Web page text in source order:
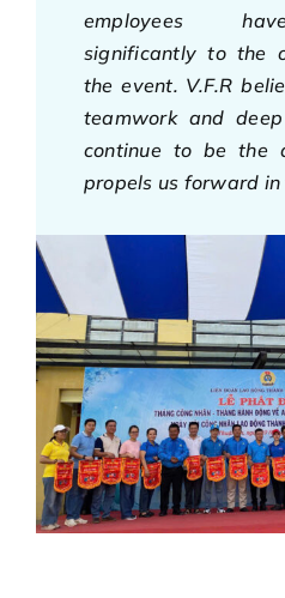
employees
significantly to the
the event. V.F.R
teamwork and
continue to be the
propels us forward